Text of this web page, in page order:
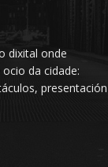
dixital onde
da cidade:
presentación